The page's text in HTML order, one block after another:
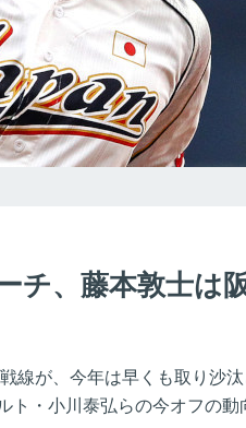
チ、藤本敦士は
線が、今年は早くも取り沙汰
ト・小川泰弘らの今オフの動